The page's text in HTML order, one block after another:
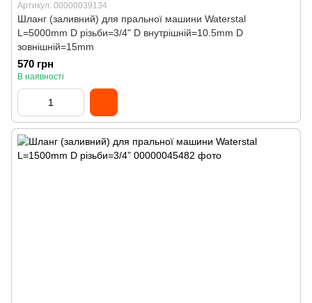
Артикул: 00000039134
Шланг (заливний) для пральної машини Waterstal
L=5000mm D різьби=3/4" D внутрішній=10.5mm D
зовнішній=15mm
570 грн
В наявності